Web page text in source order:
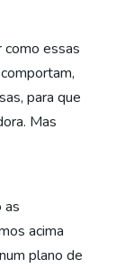
como essas
para que
Mas
as
acima
plano de